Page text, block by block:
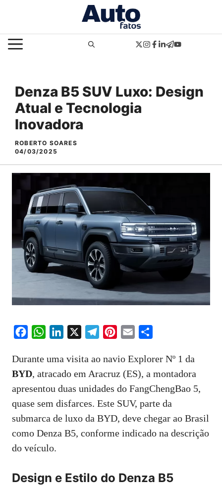
o
conteúdoMENU
Denza B5 SUV Luxo: Design
Atual e Tecnologia
Inovadora
ROBERTO SOARES
04/03/2025
c
e
b
o
W
a
t
s
A
n
k
e
d
I
n
l
e
g
r
a
n
t
e
r
e
a
i
l
a
r
e
Durante uma visita ao navio Explorer Nº 1 da
BYD, atracado em Aracruz (ES), a montadora
apresentou duas unidades do FangChengBao 5,
quase sem disfarces. Este SUV, parte da
submarca de luxo da BYD, deve chegar ao Brasil
como Denza B5, conforme indicado na descrição
do veículo.
Design e Estilo do Denza B5